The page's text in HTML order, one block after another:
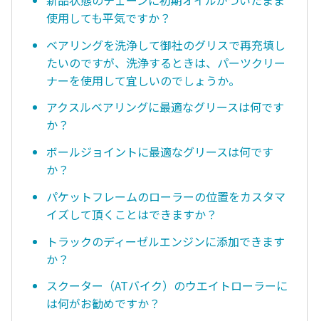
使用しても平気ですか？
ベアリングを洗浄して御社のグリスで再充填し
たいのですが、洗浄するときは、パーツクリー
ナーを使用して宜しいのでしょうか。
アクスルベアリングに最適なグリースは何です
か？
ボールジョイントに最適なグリースは何です
か？
パケットフレームのローラーの位置をカスタマ
イズして頂くことはできますか？
トラックのディーゼルエンジンに添加できます
か？
スクーター（ATバイク）のウエイトローラーに
は何がお勧めですか？